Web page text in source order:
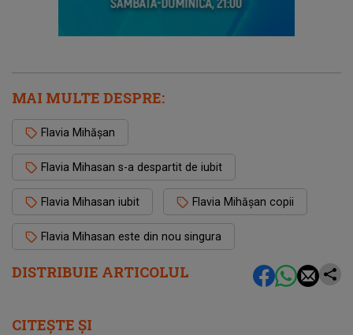
DISTRIBUIE ARTICOLUL
MAI MULTE DESPRE:
Flavia Mihășan
Flavia Mihasan s-a despartit de iubit
Flavia Mihasan iubit Flavia Mihășan copii
Flavia Mihasan este din nou singura
CITEȘTE ȘI